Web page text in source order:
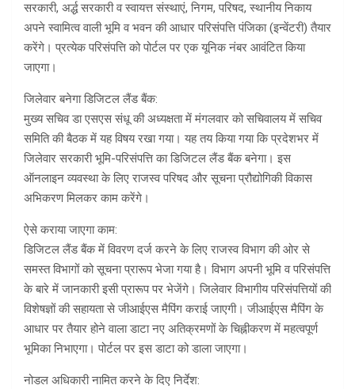
सरकारी, अर्द्ध सरकारी व स्वायत्त संस्थाएं, निगम, परिषद, स्थानीय निकाय
अपने स्वामित्व वाली भूमि व भवन की आधार परिसंपत्ति पंजिका (इन्वेंटरी) तैयार
करेंगे। प्रत्येक परिसंपत्ति को पोर्टल पर एक यूनिक नंबर आवंटित किया
जाएगा।
जिलेवार बनेगा डिजिटल लैंड बैंक:
मुख्य सचिव डा एसएस संधू की अध्यक्षता में मंगलवार को सचिवालय में सचिव
समिति की बैठक में यह विषय रखा गया। यह तय किया गया कि प्रदेशभर में
जिलेवार सरकारी भूमि-परिसंपत्ति का डिजिटल लैंड बैंक बनेगा। इस
ऑनलाइन व्यवस्था के लिए राजस्व परिषद और सूचना प्रौद्योगिकी विकास
अभिकरण मिलकर काम करेंगे।
ऐसे कराया जाएगा काम:
डिजिटल लैंड बैंक में विवरण दर्ज करने के लिए राजस्व विभाग की ओर से
समस्त विभागों को सूचना प्रारूप भेजा गया है। विभाग अपनी भूमि व परिसंपत्ति
के बारे में जानकारी इसी प्रारूप पर भेजेंगे। जिलेवार विभागीय परिसंपत्तियों की
विशेषज्ञों की सहायता से जीआईएस मैपिंग कराई जाएगी। जीआईएस मैपिंग के
आधार पर तैयार होने वाला डाटा नए अतिक्रमणों के चिह्नीकरण में महत्वपूर्ण
भूमिका निभाएगा। पोर्टल पर इस डाटा को डाला जाएगा।
नोडल अधिकारी नामित करने के दिए निर्देश: